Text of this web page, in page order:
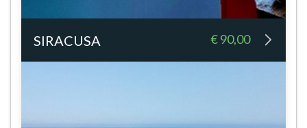
SIRACUSA € 90,00